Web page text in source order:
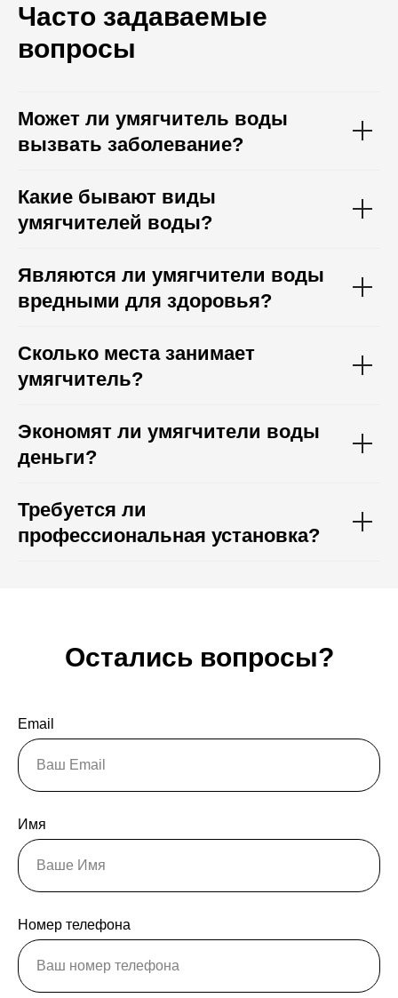
Часто задаваемые
вопросы
Может ли умягчитель воды
вызвать заболевание?
Какие бывают виды
умягчителей воды?
Являются ли умягчители воды
вредными для здоровья?
Сколько места занимает
умягчитель?
Экономят ли умягчители воды
деньги?
Требуется ли
профессиональная установка?
Остались вопросы?
Email
Имя
Номер телефона